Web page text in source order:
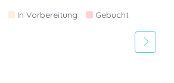
In Vorbereitung Gebucht